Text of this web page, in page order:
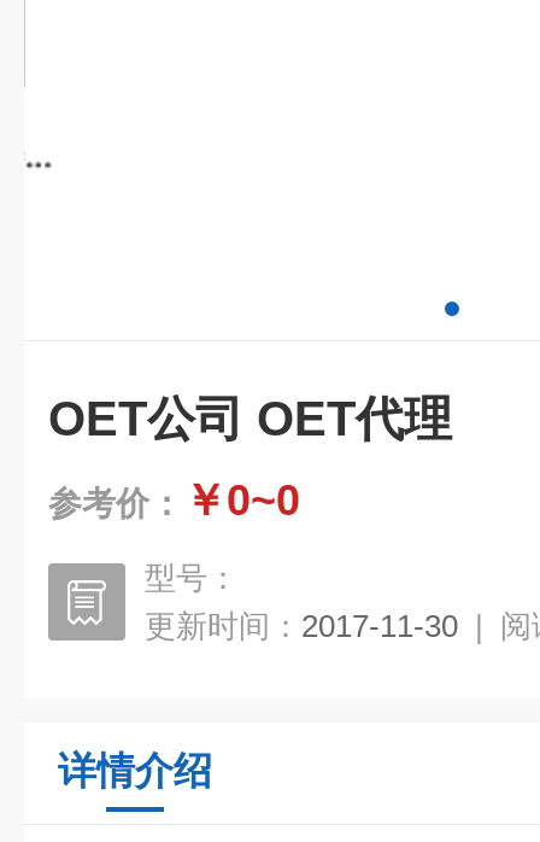
OET公司 OET代理
参考价： ￥0~0
型号：
更新时间： 2017-11-30 | 阅
详情介绍